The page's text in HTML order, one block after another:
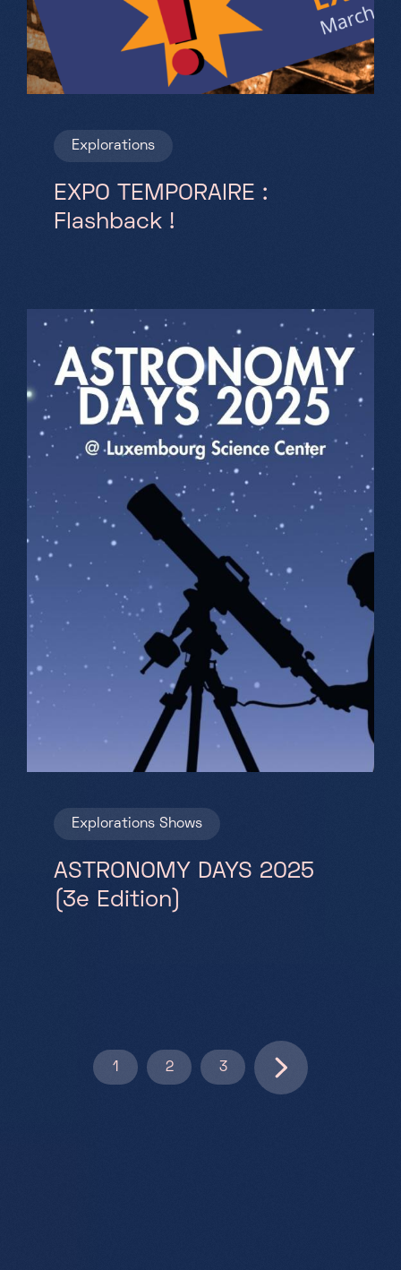
Explorations
EXPO TEMPORAIRE :
Flashback !
Explorations Shows
ASTRONOMY DAYS 2025
(3e Edition)
Pagination
1 2 3